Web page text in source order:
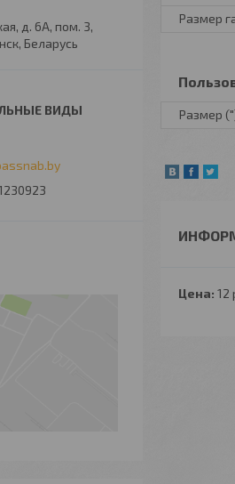
Размер
Размер
Цена: 12
д. 6А, пом. 3,
Беларусь